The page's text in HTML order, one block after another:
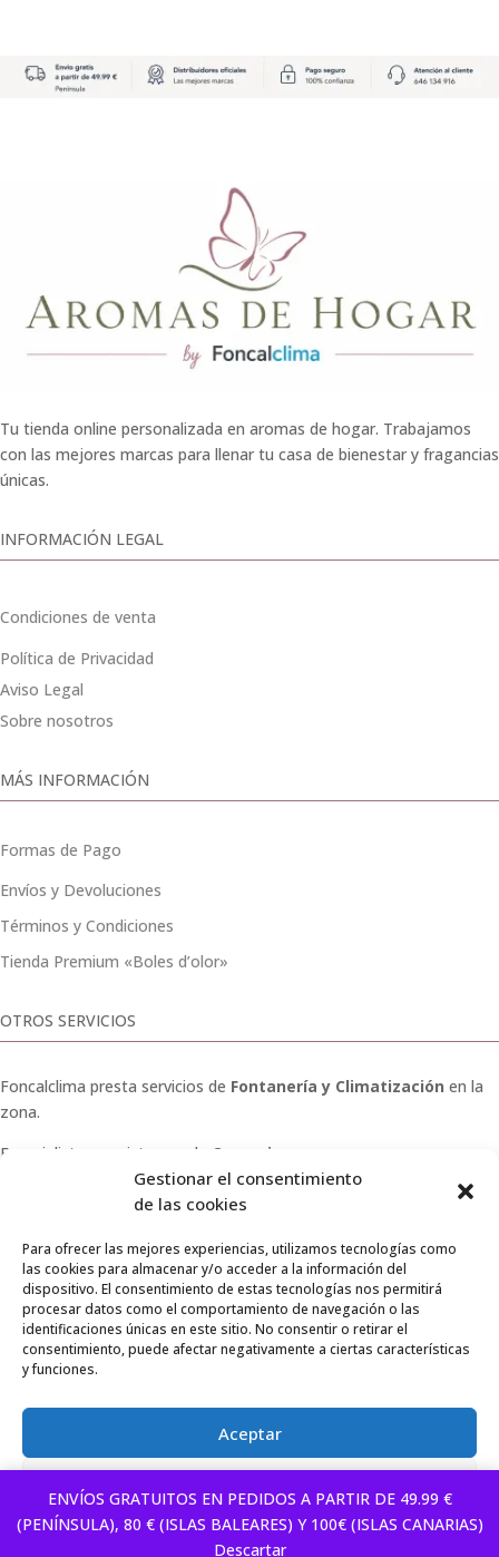
Gestionar el consentimiento
de las cookies
Para ofrecer las mejores experiencias, utilizamos tecnologías como
las cookies para almacenar y/o acceder a la información del
dispositivo. El consentimiento de estas tecnologías nos permitirá
procesar datos como el comportamiento de navegación o las
identificaciones únicas en este sitio. No consentir o retirar el
consentimiento, puede afectar negativamente a ciertas características
y funciones.
Aceptar
Política de PrivacidadAviso Legal
ENVÍOS GRATUITOS EN PEDIDOS A PARTIR DE 49.99 €
(PENÍNSULA), 80 € (ISLAS BALEARES) Y 100€ (ISLAS CANARIAS)
Descartar
Tu tienda online personalizada en aromas de hogar. Trabajamos
con las mejores marcas para llenar tu casa de bienestar y fragancias
únicas.
INFORMACIÓN LEGAL
Condiciones de venta
Política de Privacidad
Aviso Legal
Sobre nosotros
MÁS INFORMACIÓN
Formas de Pago
Envíos y Devoluciones
Términos y Condiciones
Tienda Premium «Boles d’olor»
OTROS SERVICIOS
Foncalclima presta servicios de Fontanería y Climatización en la
zona.
Especialistas en sistemas de
Osmosis
Pide presupuesto sin compromiso o llámanos y haz tu
© 2026 Foncalclima · Todos los derechos reservados